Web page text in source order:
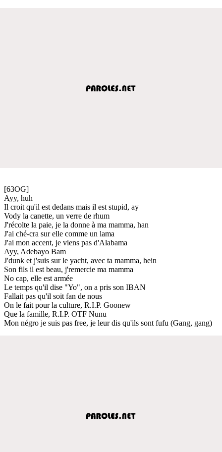
[63OG]
Ayy, huh
Il croit qu'il est dedans mais il est stupid, ay
Vody la canette, un verre de rhum
J'récolte la paie, je la donne à ma mamma, han
J'ai ché-cra sur elle comme un lama
J'ai mon accent, je viens pas d'Alabama
Ayy, Adebayo Bam
J'dunk et j'suis sur le yacht, avec ta mamma, hein
Son fils il est beau, j'remercie ma mamma
No cap, elle est armée
Le temps qu'il dise "Yo", on a pris son IBAN
Fallait pas qu'il soit fan de nous
On le fait pour la culture, R.I.P. Goonew
Que la famille, R.I.P. OTF Nunu
Mon négro je suis pas free, je leur dis qu'ils sont fufu (Gang, gang)